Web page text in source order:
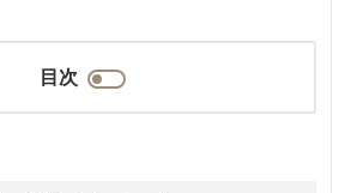
目次